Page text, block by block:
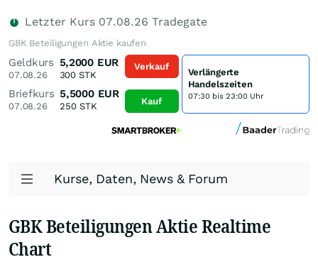
Letzter Kurs 07.08.26 Tradegate
GBK Beteiligungen Aktie kaufen
Geldkurs
07.08.26
5,2000 EUR
300 STK
Briefkurs
07.08.26
5,5000 EUR
250STK
Verkauf
Kauf
Verlängerte
Handelszeiten
07:30 bis 23:00 Uhr
Kurse, Daten, News & Forum
GBK Beteiligungen Aktie Realtime
Chart